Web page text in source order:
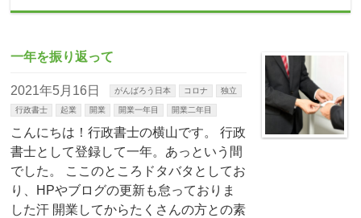
一年を振り返って
2021年5月16日 がんばろう日本 コロナ 独立
行政書士 起業 開業 開業一年目 開業二年目
こんにちは！行政書士の横山です。 行政
書士として登録して一年。あっという間
でした。 ここのところドタバタとしてお
り、HPやブログの更新も怠っておりま
した汗 開業してからたくさんの方との素